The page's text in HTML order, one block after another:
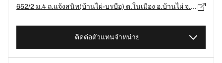
652/2 ม.4 ถ.แจ้งสนิท(บ้านไผ่-บรบือ) ต.ในเมือง อ.บ้านไผ่ จ.ขอนแก่น, ขอนแก่น - 40110
ติดต่อตัวแทนจำหน่าย